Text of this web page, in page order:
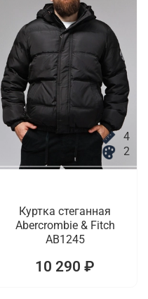
4
2
Куртка стеганная
Abercrombie & Fitch
AB1245
10 290 ₽